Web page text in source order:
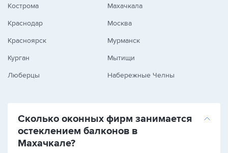
Кострома
Краснодар
Красноярск
Курган
Люберцы
Махачкала
Москва
Мурманск
Мытищи
Набережные Челны
Сколько оконных фирм занимается
остеклением балконов в
Махачкале?